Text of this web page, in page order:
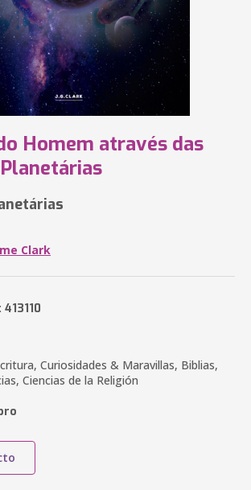
Homem através das
Clark
Curiosidades & Maravillas, Biblias,
Ciencias de la Religión